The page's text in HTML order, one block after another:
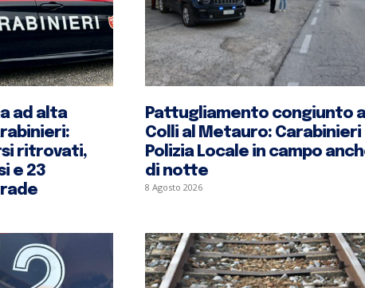
ad alta
ritrovati,
e 23
Pattugliamento congiunto a
Colli al Metauro: Carabinieri
Polizia Locale in campo
di notte
8 Agosto 2026